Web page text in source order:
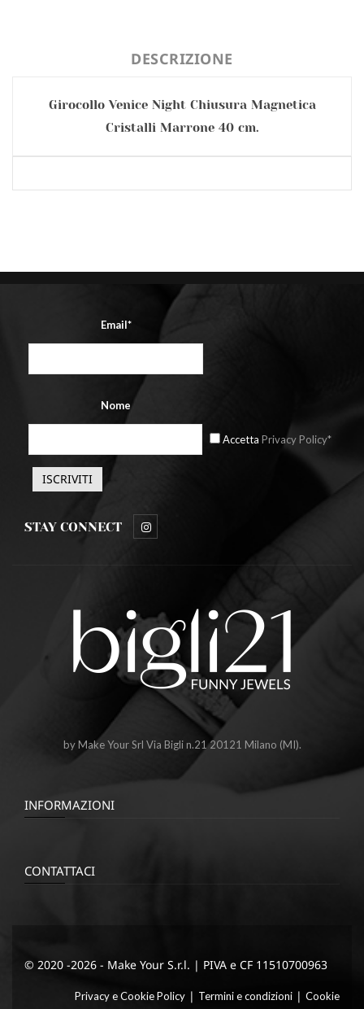
DESCRIZIONE
Girocollo Venice Night Chiusura Magnetica
Cristalli Marrone 40 cm.
Email*
Nome
Accetta Privacy Policy*
STAY CONNECT
by Make Your Srl Via Bigli n.21 20121 Milano (MI).
INFORMAZIONI
CONTATTACI
© 2020 -2026 - Make Your S.r.l. | PIVA e CF 11510700963
Privacy e Cookie Policy | Termini e condizioni | Cookie